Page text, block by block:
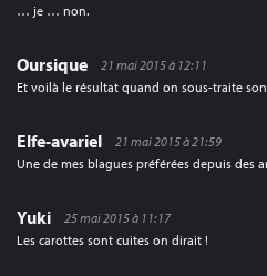
… je … non.
Oursique
21 mai 2015 à 12:11
Et voilà le résultat quand on sous-traite
Elfe-avariel
21 mai 2015 à 21:59
Une de mes blagues préférées depuis des
Yuki
25 mai 2015 à 11:17
Les carottes sont cuites on dirait !